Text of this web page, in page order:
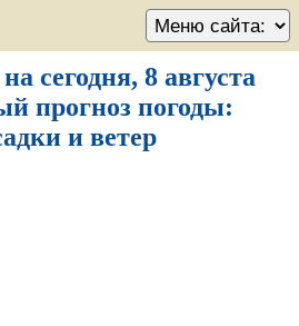
сегодня, 8 августа
прогноз погоды:
и ветер